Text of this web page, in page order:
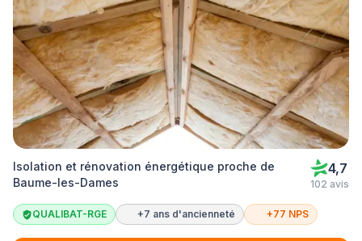
Isolation et rénovation énergétique proche de
Baume-les-Dames
4,7
102 avis
QUALIBAT-RGE +7 ans d'ancienneté +77 NPS